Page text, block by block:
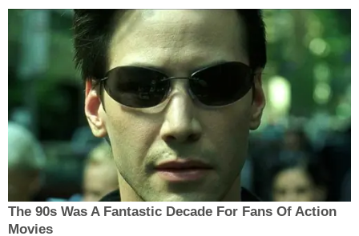
The 90s Was A Fantastic Decade For Fans Of Action
Movies